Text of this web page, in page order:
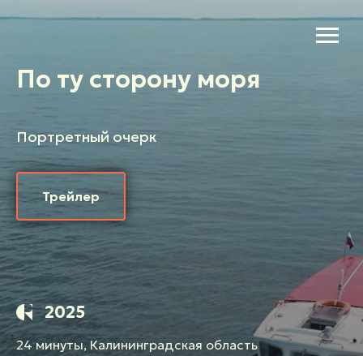
По ту сторону моря
Портретный очерк
Трейлер
2025
24 минуты, Калининградская область